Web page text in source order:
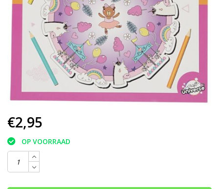
€2,95
OP VOORRAAD